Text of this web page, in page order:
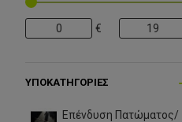
€
ΥΠΟΚΑΤΗΓΟΡΊΕΣ
Επένδυση Πατώματος/